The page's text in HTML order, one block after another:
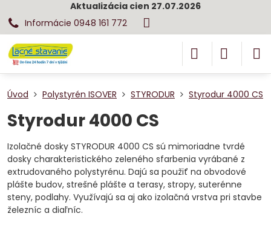
Aktualizácia cien 27.07.2026
Informácie 0948 161 772
Úvod Polystyrén ISOVER STYRODUR Styrodur 4000 CS
Styrodur 4000 CS
Izolačné dosky STYRODUR 4000 CS sú mimoriadne tvrdé
dosky charakteristického zeleného sfarbenia vyrábané z
extrudovaného polystyrénu. Dajú sa použiť na obvodové
plášte budov, strešné plášte a terasy, stropy, suterénne
steny, podlahy. Využívajú sa aj ako izolačná vrstva pri stavbe
železníc a diaľníc.